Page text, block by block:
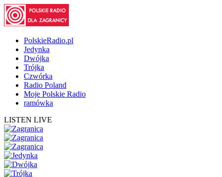
PolskieRadio.pl
Jedynka
Dwójka
Trójka
Czwórka
Radio Poland
Moje Polskie Radio
ramówka
LISTEN LIVE